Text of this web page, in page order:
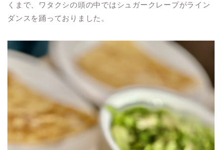
くまで、ワタクシの頭の中ではシュガークレープがライン
ダンスを踊っておりました。